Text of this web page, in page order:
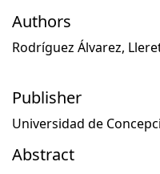
Authors
Rodríguez Álvarez,
Publisher
Universidad de
Abstract